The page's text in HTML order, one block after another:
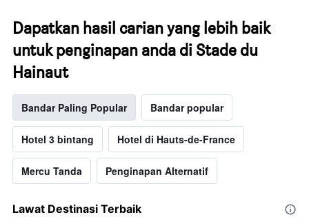
Dapatkan hasil carian yang lebih baik
untuk penginapan anda di Stade du
Hainaut
Bandar Paling Popular Bandar popular
Hotel 3 bintang Hotel di Hauts-de-France
Mercu Tanda Penginapan Alternatif
Lawat Destinasi Terbaik